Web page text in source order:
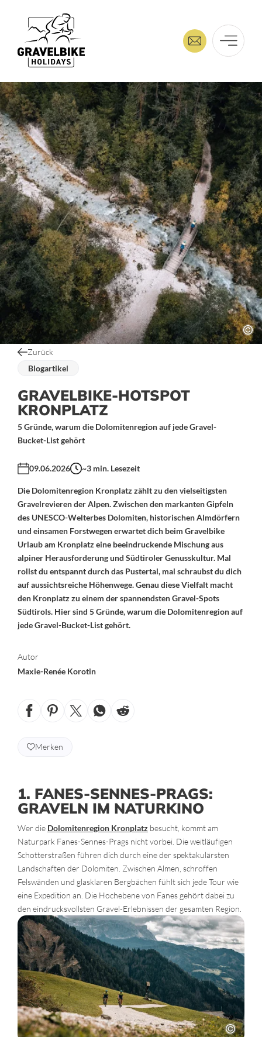
Zurück
Blogartikel
GRAVELBIKE-HOTSPOT
KRONPLATZ
5 Gründe, warum die Dolomitenregion auf jede Gravel-
Bucket-List gehört
09.06.2026 ~3 min. Lesezeit
Die Dolomitenregion Kronplatz zählt zu den vielseitigsten
Gravelrevieren der Alpen. Zwischen den markanten Gipfeln
des UNESCO-Welterbes Dolomiten, historischen Almdörfern
und einsamen Forstwegen erwartet dich beim Gravelbike
Urlaub am Kronplatz eine beeindruckende Mischung aus
alpiner Herausforderung und Südtiroler Genusskultur. Mal
rollst du entspannt durch das Pustertal, mal schraubst du dich
auf aussichtsreiche Höhenwege. Genau diese Vielfalt macht
den Kronplatz zu einem der spannendsten Gravel-Spots
Südtirols. Hier sind 5 Gründe, warum die Dolomitenregion auf
jede Gravel-Bucket-List gehört.
Autor
Maxie-Renée Korotin
Merken
1. FANES-SENNES-PRAGS:
GRAVELN IM NATURKINO
Wer die Dolomitenregion Kronplatz besucht, kommt am
Naturpark Fanes-Sennes-Prags nicht vorbei. Die weitläufigen
Schotterstraßen führen dich durch eine der spektakulärsten
Landschaften der Dolomiten. Zwischen Almen, schroffen
Felswänden und glasklaren Bergbächen fühlt sich jede Tour wie
eine Expedition an. Die Hochebene von Fanes gehört dabei zu
den eindrucksvollsten Gravel-Erlebnissen der gesamten Region.